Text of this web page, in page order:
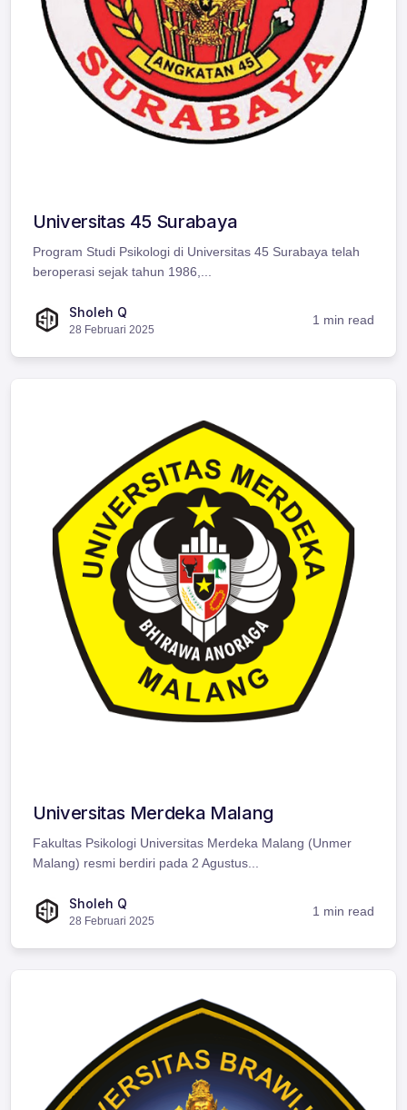
Universitas 45 Surabaya
Program Studi Psikologi di Universitas 45 Surabaya telah
beroperasi sejak tahun 1986,...
Sholeh Q
28 Februari 2025
1 min read
Universitas Merdeka Malang
Fakultas Psikologi Universitas Merdeka Malang (Unmer
Malang) resmi berdiri pada 2 Agustus...
Sholeh Q
28 Februari 2025
1 min read